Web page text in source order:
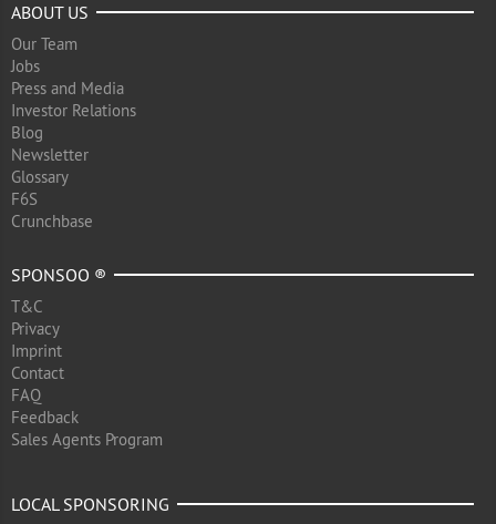
ABOUT US
Our Team
Jobs
Press and Media
Investor Relations
Blog
Newsletter
Glossary
F6S
Crunchbase
SPONSOO ®
T&C
Privacy
Imprint
Contact
FAQ
Feedback
Sales Agents Program
LOCAL SPONSORING